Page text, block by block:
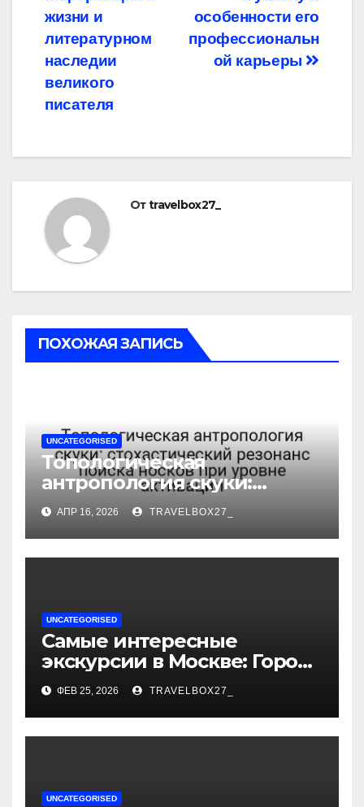
особенности его
профессиональн
ой карьеры
жизни и
литературном
наследии
великого
писателя
Отtravelbox27_
ПОХОЖАЯ ЗАПИСЬ
UNCATEGORISED
Топологическая
антропология скуки:
стохастический резонанс
поиска носков при уровне
активации
АПР 16, 2026 TRAVELBOX27_
UNCATEGORISED
Самые интересные
экскурсии в Москве: Город
как сцена для вашей
сказки
ФЕВ 25, 2026 TRAVELBOX27_
UNCATEGORISED